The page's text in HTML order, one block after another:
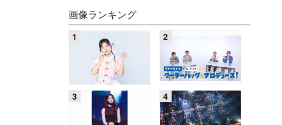
画像ランキング